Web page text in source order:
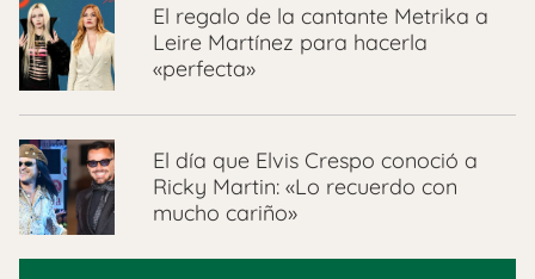
El regalo de la cantante Metrika a
Leire Martínez para hacerla
«perfecta»
El día que Elvis Crespo conoció a
Ricky Martin: «Lo recuerdo con
mucho cariño»